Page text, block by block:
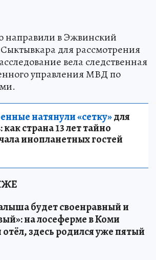
направили в Эжвинский
для рассмотрения
вела следственная
управления МВД по
натянули «сетку»для
страна 13 лет тайно
инопланетных гостей
будет своенравный и
на лосеферме в Коми
здесь родился уже пятый